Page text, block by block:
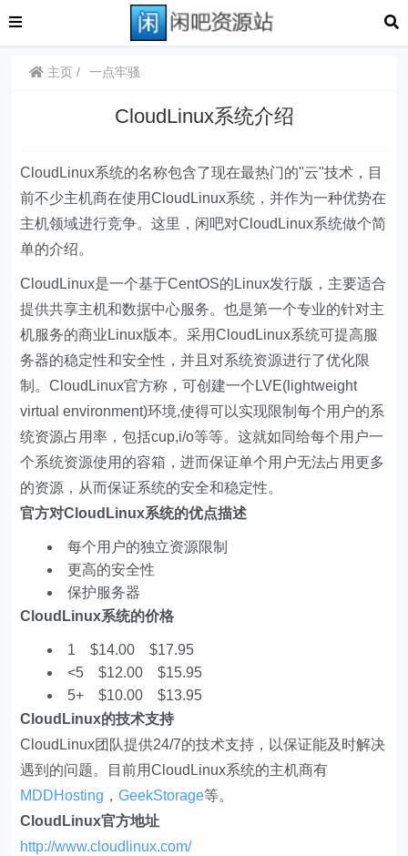
主页 一点牢骚
CloudLinux系统介绍
CloudLinux系统的名称包含了现在最热门的"云"技术，目
前不少主机商在使用CloudLinux系统，并作为一种优势在
主机领域进行竞争。这里，闲吧对CloudLinux系统做个简
单的介绍。
CloudLinux是一个基于CentOS的Linux发行版，主要适合
提供共享主机和数据中心服务。也是第一个专业的针对主
机服务的商业Linux版本。采用CloudLinux系统可提高服
务器的稳定性和安全性，并且对系统资源进行了优化限
制。CloudLinux官方称，可创建一个LVE(lightweight
virtual environment)环境,使得可以实现限制每个用户的系
统资源占用率，包括cup,i/o等等。这就如同给每个用户一
个系统资源使用的容箱，进而保证单个用户无法占用更多
的资源，从而保证系统的安全和稳定性。
官方对CloudLinux系统的优点描述
每个用户的独立资源限制
更高的安全性
保护服务器
CloudLinux系统的价格
1 $14.00 $17.95
<5 $12.00 $15.95
5+ $10.00 $13.95
CloudLinux的技术支持
CloudLinux团队提供24/7的技术支持，以保证能及时解决
遇到的问题。目前用CloudLinux系统的主机商有
MDDHosting ，GeekStorage等。
CloudLinux官方地址
http://www.cloudlinux.com/